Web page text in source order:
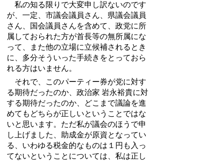
私の知る限りで大変申し訳ないのです
が、一定、市議会議員さん、県議会議員
さん、国会議員さんを含めて、政党に所
属しておられた方が首長等の無所属にな
って、また他の立場に立候補されるとき
に、多分そういった手続きをとっておら
れる方はいません。
それで、このパーティー券が党に対す
る期待だったのか、政治家 岩永裕貴に対
する期待だったのか、どこまで議論を進
めてもどちらが正しいということではな
いと思います。ただ私が議会のほうで申
し上げました、助成金が原資となってい
る、いわゆる税金的なものは１円も入っ
てないということについては、私は正し